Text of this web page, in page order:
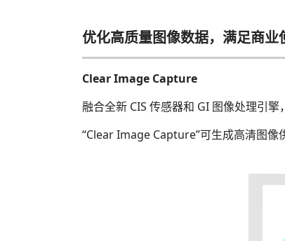
优化高质量图像数据，满足商业
Clear Image Capture
融合全新 CIS 传感器和 GI 图像处理引擎
“Clear Image Capture”可生成高清图像